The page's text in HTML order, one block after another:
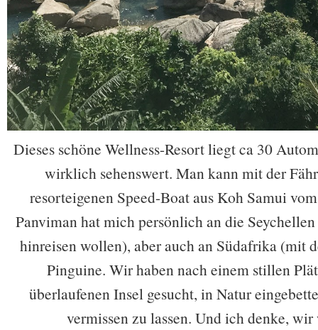
Dieses schöne Wellness-Resort liegt ca 30
wirklich sehenswert. Man kann mit der
resorteigenen Speed-Boat aus Koh Samui
Panviman hat mich persönlich an die
hinreisen wollen), aber auch an Südafrika (mit
Pinguine. Wir haben nach einem stillen
überlaufenen Insel gesucht, in Natur
vermissen zu lassen. Und ich denke,